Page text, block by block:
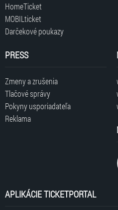
HomeTicket
MOBILticket
Darčekové poukazy
PRESS
Zmeny a zrušenia
Tlačové správy
Pokyny usporiadateľa
Reklama
APLIKÁCIE TICKETPORTAL